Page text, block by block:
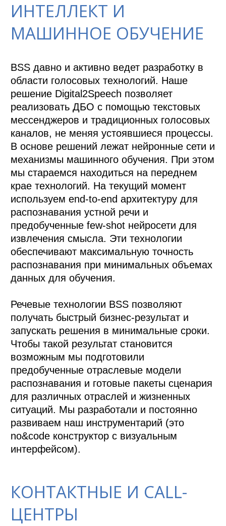
ИНТЕЛЛЕКТ И
МАШИННОЕ ОБУЧЕНИЕ
BSS давно и активно ведет разработку в
области голосовых технологий. Наше
решение Digital2Speech позволяет
реализовать ДБО с помощью текстовых
мессенджеров и традиционных голосовых
каналов, не меняя устоявшиеся процессы.
В основе решений лежат нейронные сети и
механизмы машинного обучения. При этом
мы стараемся находиться на переднем
крае технологий. На текущий момент
используем end-to-end архитектуру для
распознавания устной речи и
предобученные few-shot нейросети для
извлечения смысла. Эти технологии
обеспечивают максимальную точность
распознавания при минимальных объемах
данных для обучения.
Речевые технологии BSS позволяют
получать быстрый бизнес-результат и
запускать решения в минимальные сроки.
Чтобы такой результат становится
возможным мы подготовили
предобученные отраслевые модели
распознавания и готовые пакеты сценария
для различных отраслей и жизненных
ситуаций. Мы разработали и постоянно
развиваем наш инструментарий (это
no&code конструктор с визуальным
интерфейсом).
КОНТАКТНЫЕ И CALL-
ЦЕНТРЫ